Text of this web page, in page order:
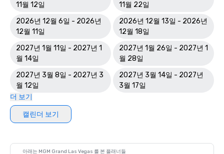
11월 12일
11월 22일
2026년 12월 6일 - 2026년
12월 11일
2026년 12월 13일 - 2026년
12월 18일
2027년 1월 11일 - 2027년 1
월 14일
2027년 1월 26일 - 2027년 1
월 28일
2027년 3월 8일 - 2027년 3
월 12일
2027년 3월 14일 - 2027년
3월 17일
더 보기
캘린더 보기
아래는 MGM Grand Las Vegas 를 본 플래너들